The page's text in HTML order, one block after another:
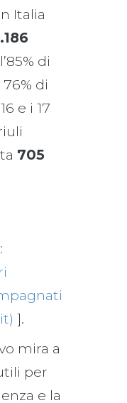
Italia
di
di
e i 17
705
].
mira a
per
e la